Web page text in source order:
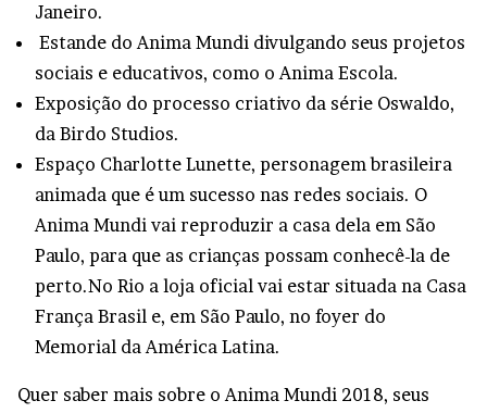
Janeiro.
Estande do Anima Mundi divulgando seus projetos
sociais e educativos, como o Anima Escola.
Exposição do processo criativo da série Oswaldo,
da Birdo Studios.
Espaço Charlotte Lunette, personagem brasileira
animada que é um sucesso nas redes sociais. O
Anima Mundi vai reproduzir a casa dela em São
Paulo, para que as crianças possam conhecê-la de
perto.No Rio a loja oficial vai estar situada na Casa
França Brasil e, em São Paulo, no foyer do
Memorial da América Latina.
Quer saber mais sobre o Anima Mundi 2018, seus